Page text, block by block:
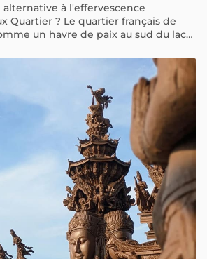
alternative à l'effervescence
Quartier ? Le quartier français de
un havre de paix au sud du lac